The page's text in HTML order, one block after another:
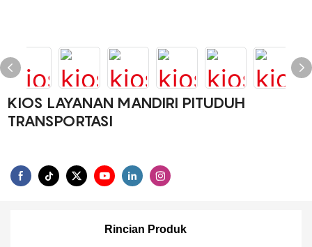
KIOS LAYANAN MANDIRI PITUDUH
TRANSPORTASI
Rincian Produk